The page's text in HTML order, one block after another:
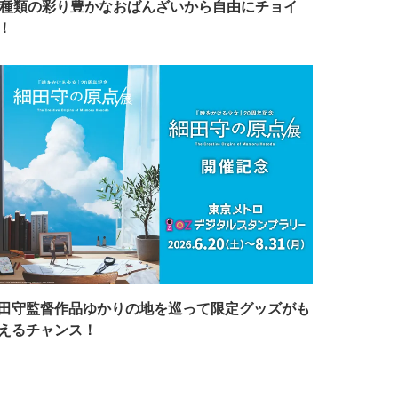
類の彩り豊かなおばんざいから自由にチョイ
守監督作品ゆかりの地を巡って限定グッズがも
るチャンス！